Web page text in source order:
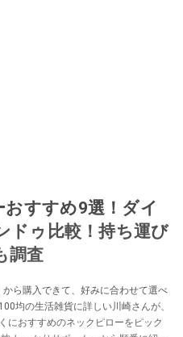
すすめ9選！ダイ
ドゥ比較！持ち運び
調査
ら購入できて、好みに合わせて選べ
均の生活雑貨に詳しい川崎さんが、
におすすめのネックピローをピック